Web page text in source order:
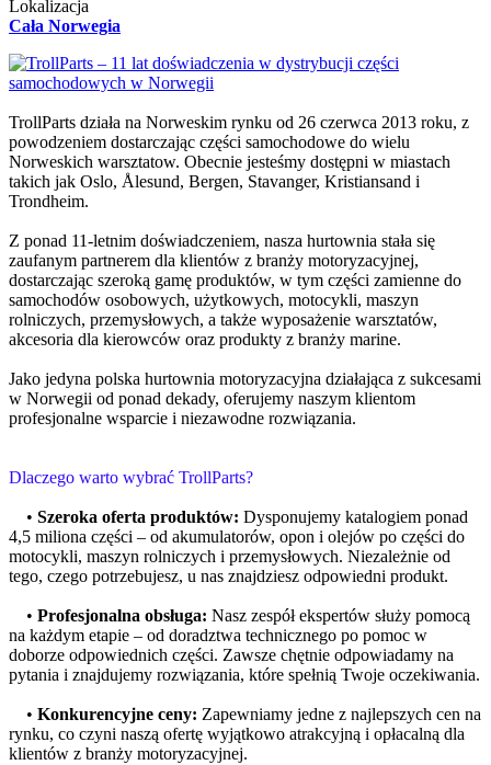
Lokalizacja
Cała Norwegia
TrollParts działa na Norweskim rynku od 26 czerwca 2013 roku, z
powodzeniem dostarczając części samochodowe do wielu
Norweskich warsztatow. Obecnie jesteśmy dostępni w miastach
takich jak Oslo, Ålesund, Bergen, Stavanger, Kristiansand i
Trondheim.
Z ponad 11-letnim doświadczeniem, nasza hurtownia stała się
zaufanym partnerem dla klientów z branży motoryzacyjnej,
dostarczając szeroką gamę produktów, w tym części zamienne do
samochodów osobowych, użytkowych, motocykli, maszyn
rolniczych, przemysłowych, a także wyposażenie warsztatów,
akcesoria dla kierowców oraz produkty z branży marine.
Jako jedyna polska hurtownia motoryzacyjna działająca z sukcesami
w Norwegii od ponad dekady, oferujemy naszym klientom
profesjonalne wsparcie i niezawodne rozwiązania.
Dlaczego warto wybrać TrollParts?
• Szeroka oferta produktów: Dysponujemy katalogiem ponad
4,5 miliona części – od akumulatorów, opon i olejów po części do
motocykli, maszyn rolniczych i przemysłowych. Niezależnie od
tego, czego potrzebujesz, u nas znajdziesz odpowiedni produkt.
• Profesjonalna obsługa: Nasz zespół ekspertów służy pomocą
na każdym etapie – od doradztwa technicznego po pomoc w
doborze odpowiednich części. Zawsze chętnie odpowiadamy na
pytania i znajdujemy rozwiązania, które spełnią Twoje oczekiwania.
• Konkurencyjne ceny: Zapewniamy jedne z najlepszych cen na
rynku, co czyni naszą ofertę wyjątkowo atrakcyjną i opłacalną dla
klientów z branży motoryzacyjnej.